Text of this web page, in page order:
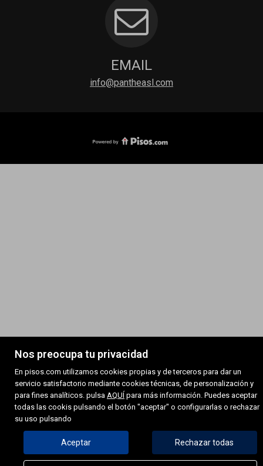
Nos preocupa tu privacidad
En pisos.com utilizamos cookies propias y de terceros para dar un
servicio satisfactorio mediante cookies técnicas, de personalización y
para fines analíticos. pulsa AQUÍ para más información. Puedes aceptar
todas las cookis pulsando el botón "aceptar" o configurarlas o rechazar
su uso pulsando
Aceptar Rechazar todas
EMAIL
info@pantheasl.com